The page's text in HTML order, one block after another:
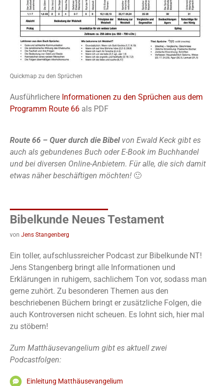
Quickmap zu den Sprüchen
Ausführlichere Informationen zu den Sprüchen aus dem
Programm Route 66 als PDF
Route 66 – Quer durch die Bibel von Ewald Keck gibt es
auch als gebundenes Buch oder E-Book im Buchhandel
und bei diversen Online-Anbietern. Für alle, die sich damit
etwas näher beschäftigen möchten! 🙂
Bibelkunde Neues Testament
von Jens Stangenberg
Ein toller, aufschlussreicher Podcast zur Bibelkunde NT!
Jens Stangenberg bringt alle Informationen und
Erklärungen in ruhigem, sachlichem Ton vor, sodass man
gerne zuhört. Zu besonderen Themen aus den
beschriebenen Büchern bringt er zusätzliche Folgen, die
auch Kontroversen nicht scheuen. Es lohnt sich, hier mal
zu stöbern!
Zum Matthäusevangelium gibt es aktuell zwei
Podcastfolgen:
Einleitung Matthäusevangelium